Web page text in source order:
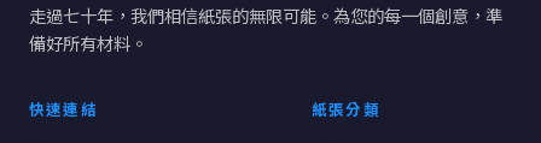
走過七十年，我們相信紙張的無限可能。為您的每一個創意，準
備好所有材料。
快速連結 紙張分類